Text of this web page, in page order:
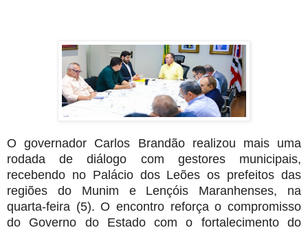
O governador Carlos Brandão realizou mais uma
rodada de diálogo com gestores municipais,
recebendo no Palácio dos Leões os prefeitos das
regiões do Munim e Lençóis Maranhenses, na
quarta-feira (5). O encontro reforça o compromisso
do Governo do Estado com o fortalecimento do